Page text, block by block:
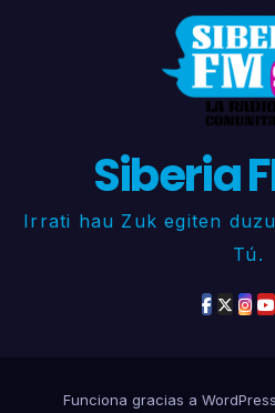
Siberia
Irrati hau Zuk egiten
Tú.
Funciona gracias a WordPress